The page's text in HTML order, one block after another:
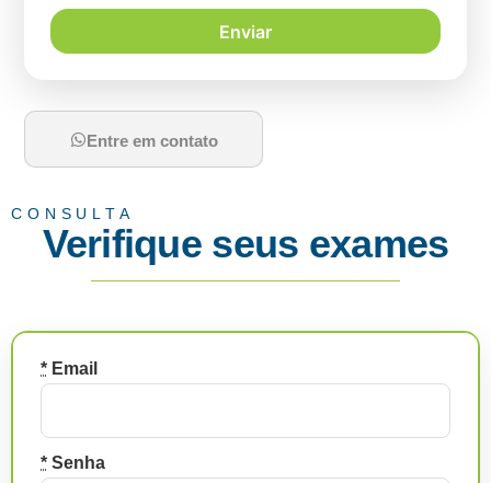
Enviar
Entre em contato
CONSULTA
Verifique seus exames
* Email
* Senha